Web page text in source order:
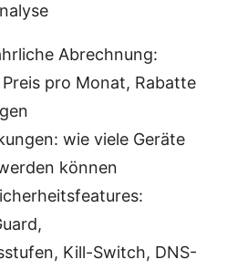
Abrechnung:
pro Monat, Rabatte
wie viele Geräte
können
Kill-Switch, DNS-